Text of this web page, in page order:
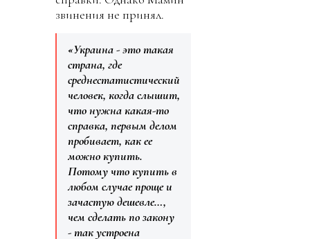
звинения не принял.
«Украина - это такая
страна, где
среднестатистический
человек, когда слышит,
что нужна какая-то
справка, первым делом
пробивает, как ее
можно купить.
Потому что купить в
любом случае проще и
зачастую дешевле…,
чем сделать по закону
- так устроена